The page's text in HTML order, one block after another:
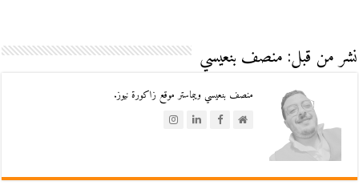
نشر من قبل: منصف بنعيسي
منصف بنعيسي ويبماستر موقع زاكورة نيوز.